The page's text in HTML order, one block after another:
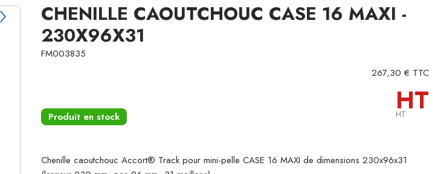
CHENILLE CAOUTCHOUC CASE 16 MAXI -
230X96X31
FM003835
267,30 € TTC
Produit en stock HT
HT
Chenille caoutchouc Accort® Track pour mini-pelle CASE 16 MAXI de dimensions 230x96x31